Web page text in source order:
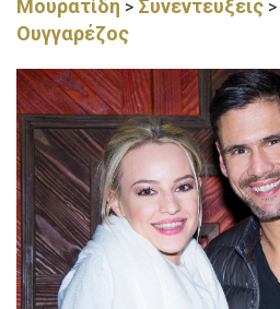
Μουρατίδη > Συνεντεύξεις >
Ουγγαρέζος